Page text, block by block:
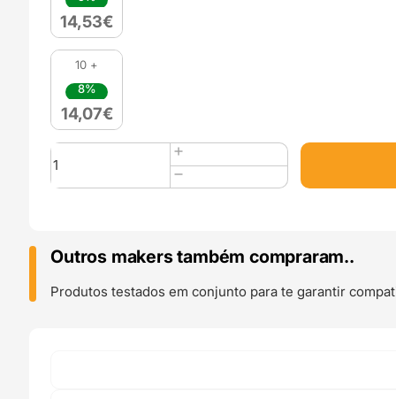
14,53€
10 +
8%
14,07€
Quantidade
de
PLA
1kg
PASTEL
Rosa
Outros makers também compraram..
Produtos testados em conjunto para te garantir